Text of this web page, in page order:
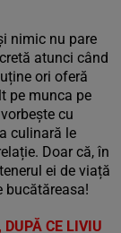
nimic nu pare
atunci când
ori oferă
pe munca pe
cu
culinară le
Doar că, în
ei de viață
bucătăreasa!
CE LIVIU